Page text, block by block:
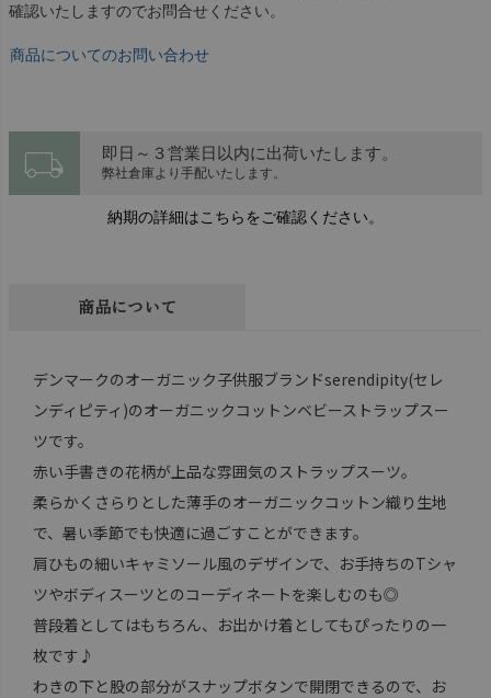
確認いたしますのでお問合せください。
商品についてのお問い合わせ
local_shipping 即日～３営業日以内に出荷いたします。
弊社倉庫より手配いたします。
納期の詳細はこちらをご確認ください。
商品について
デンマークのオーガニック子供服ブランドserendipity(セレ
ンディピティ)のオーガニックコットンベビーストラップスー
ツです。
赤い手書きの花柄が上品な雰囲気のストラップスーツ。
柔らかくさらりとした薄手のオーガニックコットン織り生地
で、暑い季節でも快適に過ごすことができます。
肩ひもの細いキャミソール風のデザインで、お手持ちのTシャ
ツやボディスーツとのコーディネートを楽しむのも◎
普段着としてはもちろん、お出かけ着としてもぴったりの一
枚です♪
わきの下と股の部分がスナップボタンで開閉できるので、お